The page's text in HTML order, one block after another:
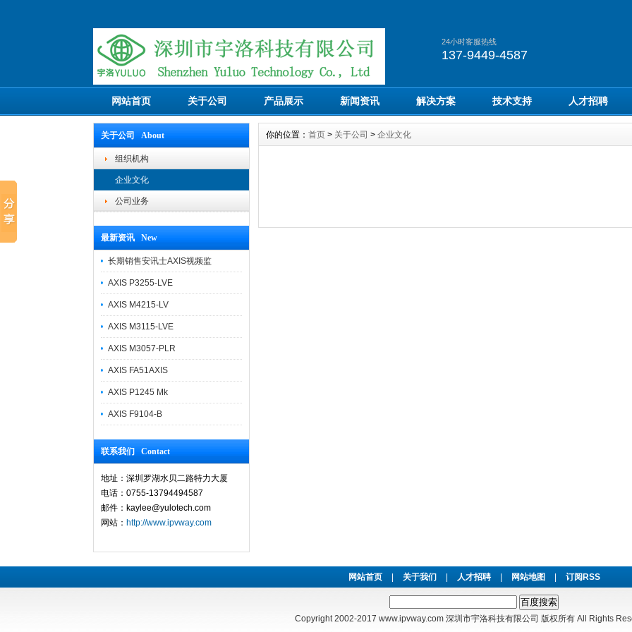
24小时客服热线
137-9449-4587
网站首页 关于公司 产品展示 新闻资讯 解决方案 技术支持 人才招聘
关于公司 About
组织机构
企业文化
公司业务
最新资讯 New
长期销售安讯士AXIS视频监
AXIS P3255-LVE
AXIS M4215-LV
AXIS M3115-LVE
AXIS M3057-PLR
AXIS FA51AXIS
AXIS P1245 Mk
​AXIS F9104-B
联系我们 Contact
地址：深圳罗湖水贝二路特力大厦
电话：0755-13794494587
邮件：kaylee@yulotech.com
网站： http://www.ipvway.com
你的位置： 首页 > 关于公司 > 企业文化
网站首页 关于我们 人才招聘 网站地图 订阅RSS
Copyright 2002-2017 www.ipvway.com 深圳市宇洛科技有限公司 版权所有 All Rights